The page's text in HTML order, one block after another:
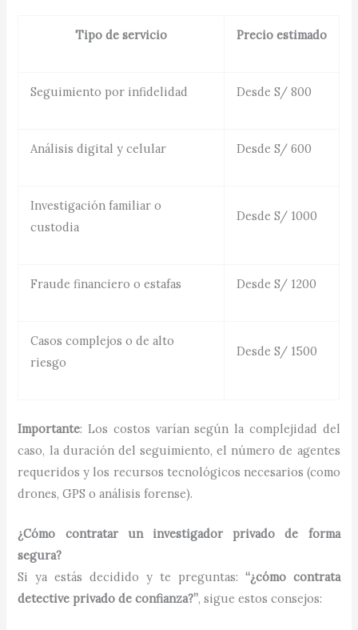
Tipo de servicio Precio estimado
Seguimiento por infidelidad Desde S/ 800
Análisis digital y celular Desde S/ 600
Investigación familiar o
custodia
Desde S/ 1000
Fraude financiero o estafas Desde S/ 1200
Casos complejos o de alto
riesgo
Desde S/ 1500
Importante: Los costos varían según la complejidad del
caso, la duración del seguimiento, el número de agentes
requeridos y los recursos tecnológicos necesarios (como
drones, GPS o análisis forense).
¿Cómo contratar un investigador privado de forma
segura?
Si ya estás decidido y te preguntas: “¿cómo contrata
detective privado de confianza?”, sigue estos consejos: